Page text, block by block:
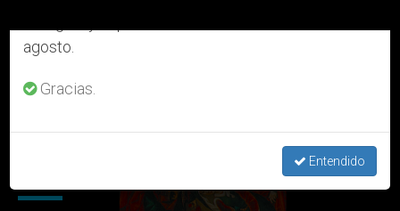
agosto.
Gracias.
Entendido